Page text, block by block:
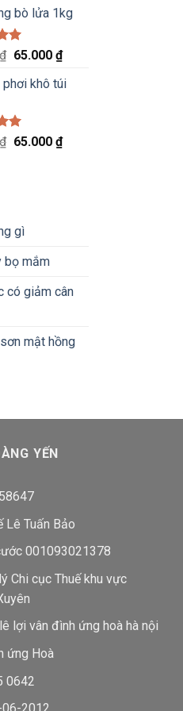
là:
75.000 ₫.
tại
65.000 ₫.
bò lửa 1kg
₫ Giá
là:
65.000 ₫Giá
tại
khô túi
₫ Giá
65.000 ₫Giá
gì
bọ mắm
có giảm cân
mật hồng
YẾN
Lê Tuấn Bảo
001093021378
Chi cục Thuế khu vực
lợi vân đình ứng hoà hà nội
ứng Hoà
0642